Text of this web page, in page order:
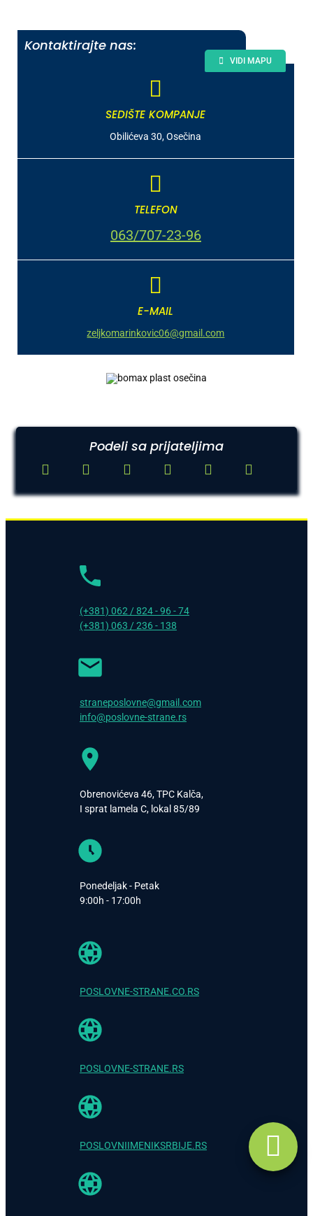
Kontaktirajte nas:
SEDIŠTE KOMPANJE
Obilićeva 30, Osečina
VIDI MAPU
TELEFON
063/707-23-96
E-MAIL
zeljkomarinkovic06@gmail.com
Podeli sa prijateljima
(+381) 062 / 824 - 96 - 74
(+381) 063 / 236 - 138
straneposlovne@gmail.com
info@poslovne-strane.rs
Obrenovićeva 46, TPC Kalča,
I sprat lamela C, lokal 85/89
Ponedeljak - Petak
9:00h - 17:00h
POSLOVNE-STRANE.CO.RS
POSLOVNE-STRANE.RS
POSLOVNIIMENIKSRBIJE.RS